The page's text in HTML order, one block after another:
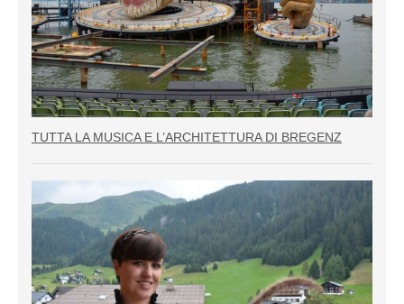
TUTTA LA MUSICA E L’ARCHITETTURA DI BREGENZ